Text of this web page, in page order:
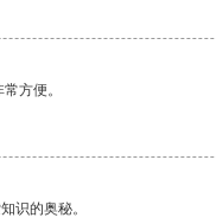
方便。
识的奥秘。